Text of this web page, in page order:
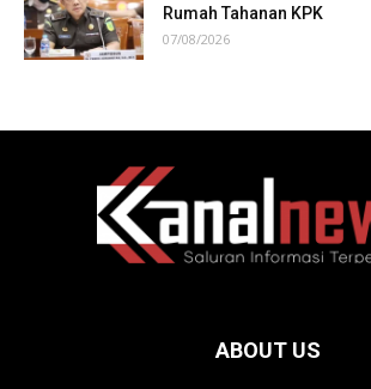
Rumah Tahanan KPK
07/08/2026
ABOUT US